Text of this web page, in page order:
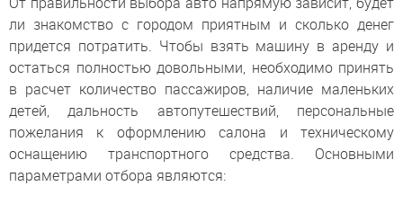
ли знакомство с городом приятным и сколько денег
придется потратить. Чтобы взять машину в аренду и
остаться полностью довольными, необходимо принять
в расчет количество пассажиров, наличие маленьких
детей, дальность автопутешествий, персональные
пожелания к оформлению салона и техническому
оснащению транспортного средства. Основными
параметрами отбора являются: